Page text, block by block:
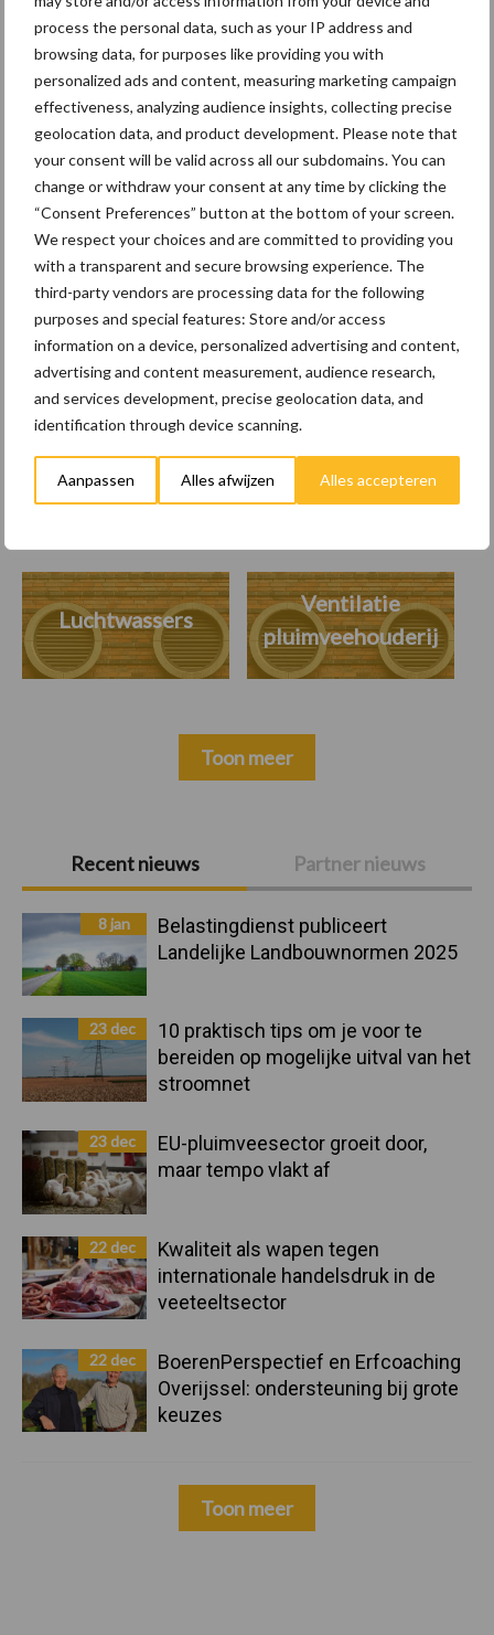
process the personal data, such as your IP address and
browsing data, for purposes like providing you with
personalized ads and content, measuring marketing campaign
effectiveness, analyzing audience insights, collecting precise
geolocation data, and product development. Please note that
your consent will be valid across all our subdomains. You can
change or withdraw your consent at any time by clicking the
“Consent Preferences” button at the bottom of your screen.
We respect your choices and are committed to providing you
with a transparent and secure browsing experience. The
third-party vendors are processing data for the following
purposes and special features: Store and/or access
information on a device, personalized advertising and content,
advertising and content measurement, audience research,
and services development, precise geolocation data, and
identification through device scanning.
Aanpassen Alles afwijzen Alles accepteren
Primaire
Sidebar
Recent nieuws Partner nieuws
8 jan
Belastingdienst publiceert
Landelijke Landbouwnormen 2025
23 dec
10 praktisch tips om je voor te
bereiden op mogelijke uitval van het
stroomnet
23 dec
EU-pluimveesector groeit door,
maar tempo vlakt af
22 dec
Kwaliteit als wapen tegen
internationale handelsdruk in de
veeteeltsector
22 dec
BoerenPerspectief en Erfcoaching
Overijssel: ondersteuning bij grote
keuzes
Toon meer
Landbouwnormen 2025
10 praktisch tips om je voor
te bereiden op mogelijke
uitval van het stroomnet
EU-pluimveesector groeit
door, maar tempo vlakt af
Themapagina's
Wet en regelgeving Diergezondheid
Luchtwassers
Ventilatie
pluimveehouderij
Toon meer